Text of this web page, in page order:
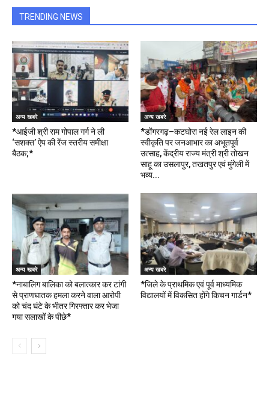
TRENDING NEWS
अन्य खबरे
*आईजी श्री राम गोपाल गर्ग ने ली
‘सशक्त’ ऐप की रेंज स्तरीय समीक्षा
बैठक;*
अन्य खबरे
*डोंगरगढ़–कटघोरा नई रेल लाइन की
स्वीकृति पर जनआभार का अभूतपूर्व
उत्साह, केंद्रीय राज्य मंत्री श्री तोखन
साहू का उसलापुर, तखतपुर एवं मुंगेली में
भव्य...
अन्य खबरे
*नाबालिग बालिका को बलात्कार कर टांगी
से प्राणघातक हमला करने वाला आरोपी
को चंद घंटे के भीतर गिरफ्तार कर भेजा
गया सलाखों के पीछे*
अन्य खबरे
*जिले के प्राथमिक एवं पूर्व माध्यमिक
विद्यालयों में विकसित होंगे किचन गार्डन*